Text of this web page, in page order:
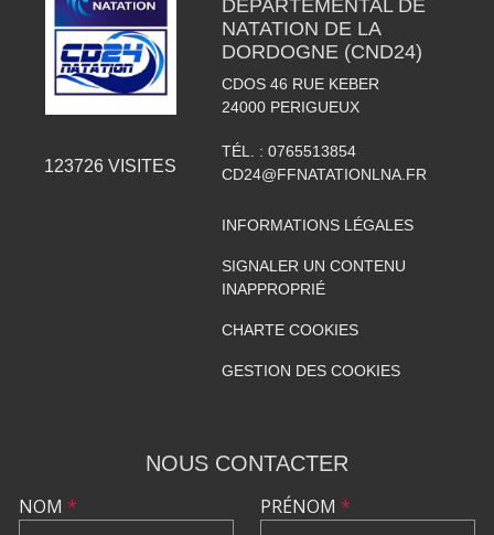
123726 VISITES
DÉPARTEMENTAL DE
NATATION DE LA
DORDOGNE (CND24)
CDOS 46 RUE KEBER
24000 PERIGUEUX
TÉL. : 0765513854
CD24@FFNATATIONLNA.FR
INFORMATIONS LÉGALES
SIGNALER UN CONTENU
INAPPROPRIÉ
CHARTE COOKIES
GESTION DES COOKIES
NOUS CONTACTER
NOM * PRÉNOM *